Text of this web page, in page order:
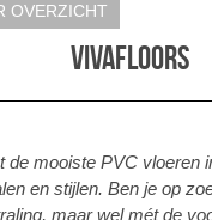
OVERZICHT
Vivafloors
de mooiste PVC vloeren
en stijlen. Ben je op
maar wel mét de